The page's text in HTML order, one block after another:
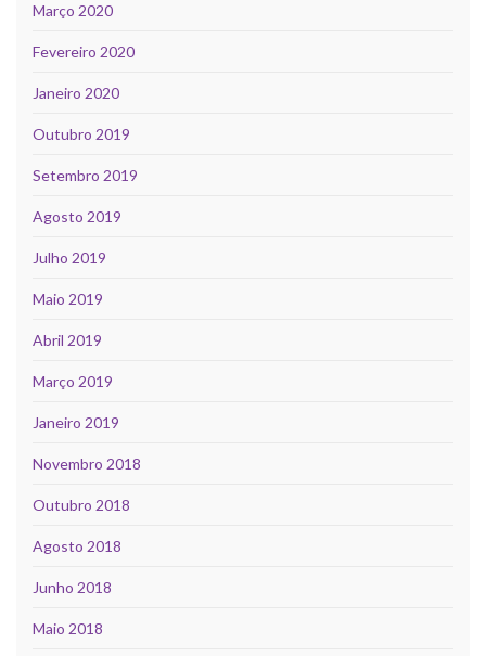
Março 2020
Fevereiro 2020
Janeiro 2020
Outubro 2019
Setembro 2019
Agosto 2019
Julho 2019
Maio 2019
Abril 2019
Março 2019
Janeiro 2019
Novembro 2018
Outubro 2018
Agosto 2018
Junho 2018
Maio 2018